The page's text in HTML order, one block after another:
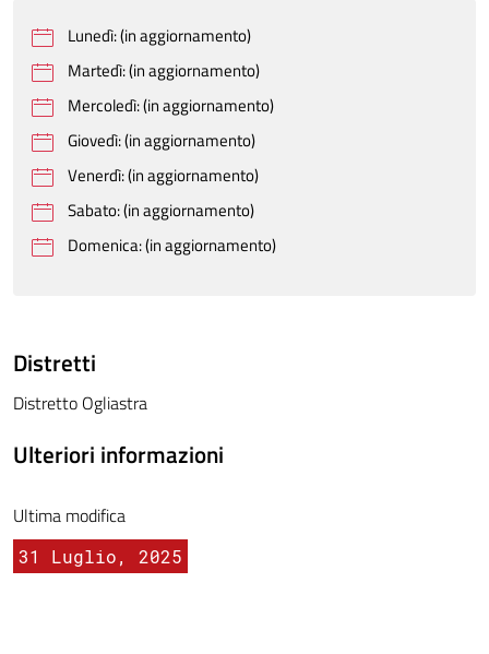
Lunedì: (in aggiornamento)
Martedì: (in aggiornamento)
Mercoledì: (in aggiornamento)
Giovedì: (in aggiornamento)
Venerdì: (in aggiornamento)
Sabato: (in aggiornamento)
Domenica: (in aggiornamento)
Distretti
Distretto Ogliastra
Ulteriori informazioni
Ultima modifica
31 Luglio, 2025